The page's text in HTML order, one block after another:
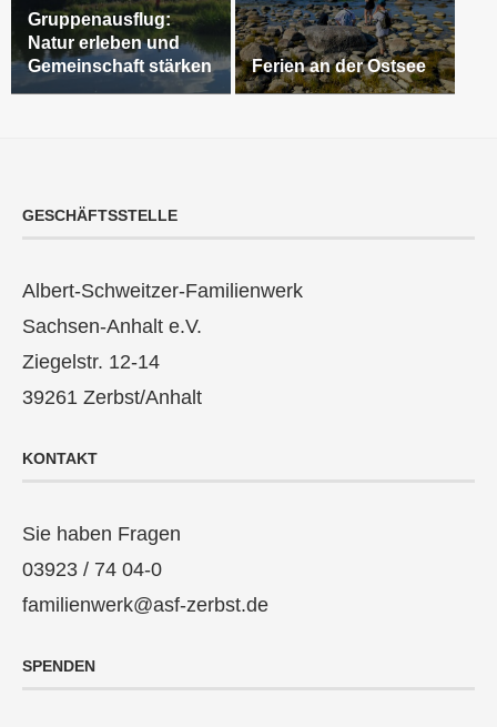
Gruppenausflug:
Natur erleben und
Gemeinschaft stärken
Ferien an der Ostsee
GESCHÄFTSSTELLE
Albert-Schweitzer-Familienwerk
Sachsen-Anhalt e.V.
Ziegelstr. 12-14
39261 Zerbst/Anhalt
KONTAKT
Sie haben Fragen
03923 / 74 04-0
familienwerk@asf-zerbst.de
SPENDEN